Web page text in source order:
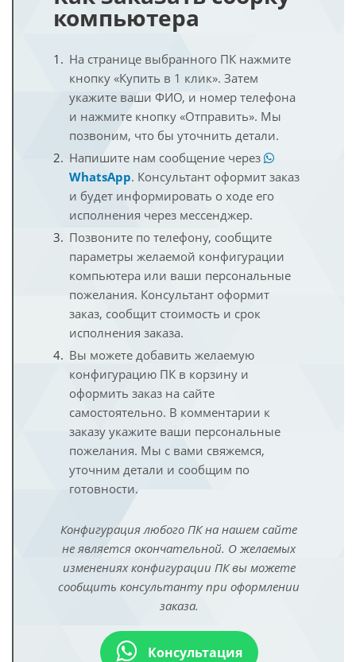
компьютера
На странице выбранного ПК нажмите
кнопку «Купить в 1 клик». Затем
укажите ваши ФИО, и номер телефона
и нажмите кнопку «Отправить». Мы
позвоним, что бы уточнить детали.
Напишите нам сообщение через
WhatsApp. Консультант оформит заказ
и будет информировать о ходе его
исполнения через мессенджер.
Позвоните по телефону, сообщите
параметры желаемой конфигурации
компьютера или ваши персональные
пожелания. Консультант оформит
заказ, сообщит стоимость и срок
исполнения заказа.
Вы можете добавить желаемую
конфигурацию ПК в корзину и
оформить заказ на сайте
самостоятельно. В комментарии к
заказу укажите ваши персональные
пожелания. Мы с вами свяжемся,
уточним детали и сообщим по
готовности.
Конфигурация любого ПК на нашем сайте
не является окончательной. О желаемых
изменениях конфигурации ПК вы можете
сообщить консультанту при оформлении
заказа.
Консультация